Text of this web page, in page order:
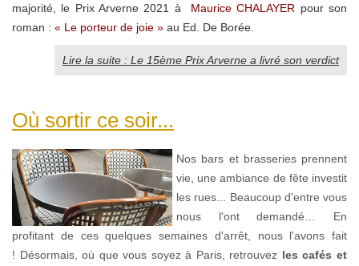
majorité, le Prix Arverne 2021 à Maurice CHALAYER pour son
roman : « Le porteur de joie » au Ed. De Borée.
Lire la suite : Le 15ème Prix Arverne a livré son verdict
Où sortir ce soir...
Nos bars et brasseries prennent
vie, une ambiance de fête investit
les rues... Beaucoup d'entre vous
nous l'ont demandé… En
profitant de ces quelques semaines d'arrêt, nous l'avons fait
! Désormais, où que vous soyez à Paris, retrouvez les cafés et